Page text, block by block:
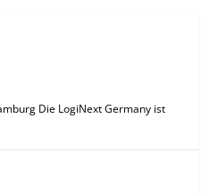
Die LogiNext Germany ist